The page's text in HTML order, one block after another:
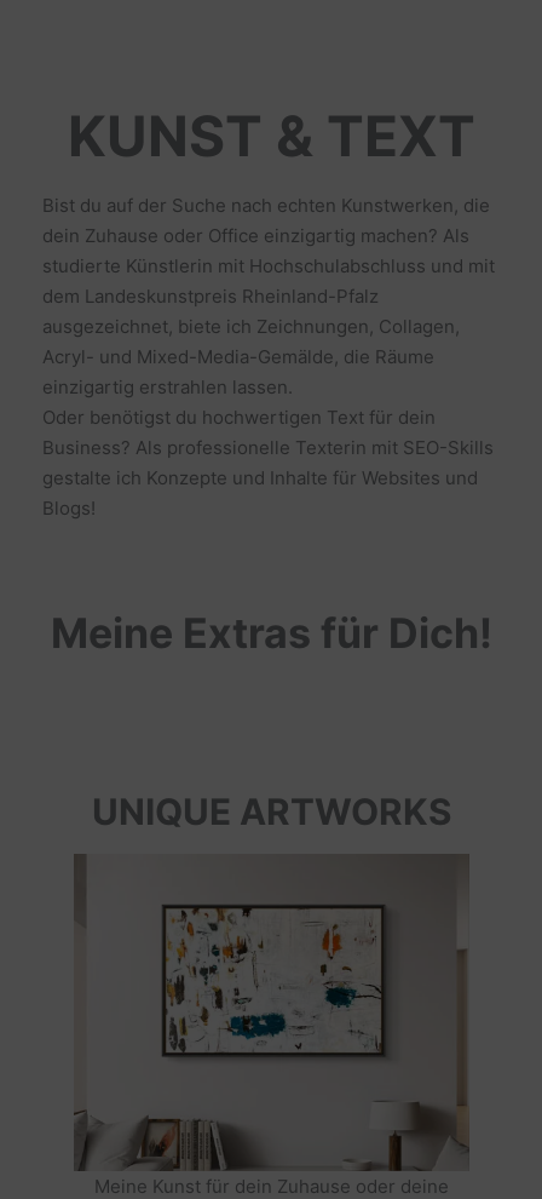
KUNST & TEXT
Bist du auf der Suche nach echten Kunstwerken, die
dein Zuhause oder Office einzigartig machen? Als
studierte Künstlerin mit Hochschulabschluss und mit
dem Landeskunstpreis Rheinland-Pfalz
ausgezeichnet, biete ich Zeichnungen, Collagen,
Acryl- und Mixed-Media-Gemälde, die Räume
einzigartig erstrahlen lassen.
Oder benötigst du hochwertigen Text für dein
Business? Als professionelle Texterin mit SEO-Skills
gestalte ich Konzepte und Inhalte für Websites und
Blogs!
Meine Extras für Dich!
UNIQUE ARTWORKS
Meine Kunst für dein Zuhause oder deine